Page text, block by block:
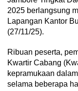
2025 berlangsung
Lapangan Kantor
(27/11/25).
Ribuan peserta,
Kwartir Cabang
kepramukaan
selama beberapa